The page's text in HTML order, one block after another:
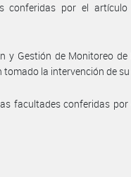
conferidas por el
y Gestión de Monitoreo
la intervención de
facultades conferidas